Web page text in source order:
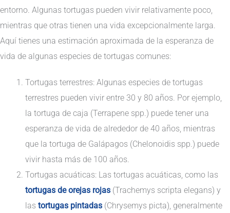
entorno. Algunas tortugas pueden vivir relativamente poco,
mientras que otras tienen una vida excepcionalmente larga.
Aquí tienes una estimación aproximada de la esperanza de
vida de algunas especies de tortugas comunes:
Tortugas terrestres: Algunas especies de tortugas
terrestres pueden vivir entre 30 y 80 años. Por ejemplo,
la tortuga de caja (Terrapene spp.) puede tener una
esperanza de vida de alrededor de 40 años, mientras
que la tortuga de Galápagos (Chelonoidis spp.) puede
vivir hasta más de 100 años.
Tortugas acuáticas: Las tortugas acuáticas, como las
tortugas de orejas rojas (Trachemys scripta elegans) y
lastortugas pintadas (Chrysemys picta), generalmente